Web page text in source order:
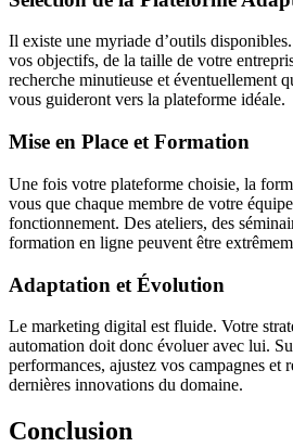
Il existe une myriade d’outils
vos objectifs, de la taille de votre
recherche minutieuse et éventuellement
vous guideront vers la plateforme idéale.
Mise en Place et Formation
Une fois votre plateforme choisie, la
vous que chaque membre de votre
fonctionnement. Des ateliers, des
formation en ligne peuvent être
Adaptation et Évolution
Le marketing digital est fluide. Votre
automation doit donc évoluer avec lui.
performances, ajustez vos campagnes et
dernières innovations du domaine.
Conclusion